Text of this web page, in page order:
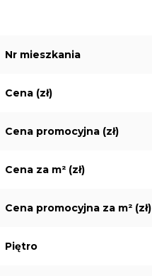
Nr mieszkania
Cena (zł)
Cena promocyjna (zł)
Cena za m² (zł)
Cena promocyjna za m² (zł)
Piętro